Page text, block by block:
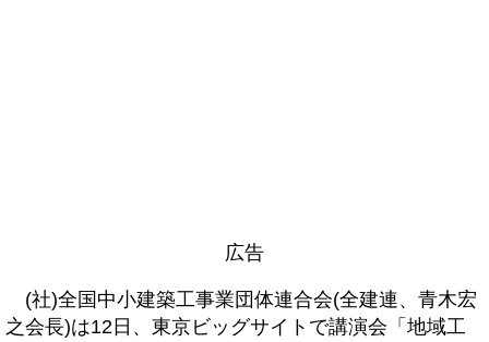
広告
(社)全国中小建築工事業団体連合会(全建連、青木宏
之会長)は12日、東京ビッグサイトで講演会「地域工